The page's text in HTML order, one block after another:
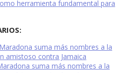
herramienta fundamental para
Maradona suma más nombres a la
amistoso contra Jamaica
suma más nombres a la